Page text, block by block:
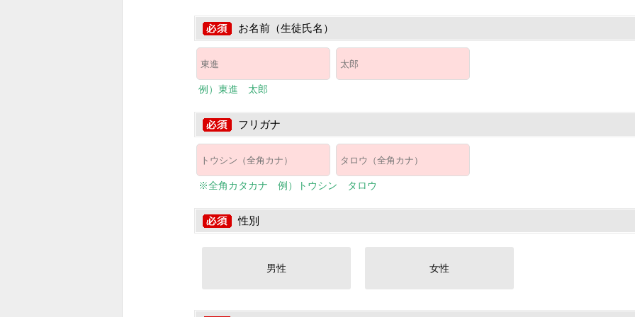
お名前（生徒氏名）
例）東進 太郎
フリガナ
※全角カタカナ 例）トウシン タロウ
性別
男性 女性